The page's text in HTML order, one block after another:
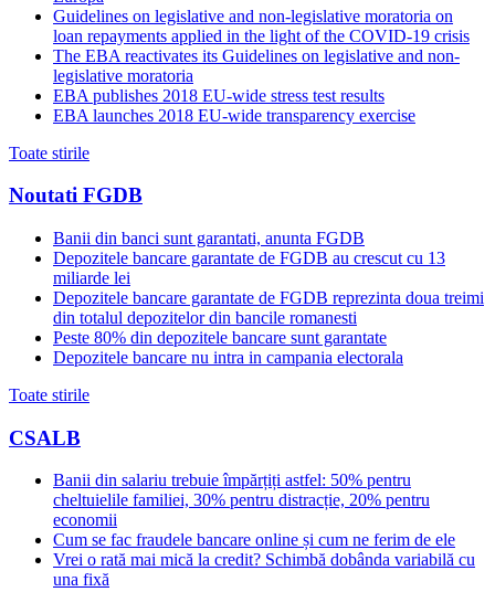
Guidelines on legislative and non-legislative moratoria on
loan repayments applied in the light of the COVID-19 crisis
The EBA reactivates its Guidelines on legislative and non-
legislative moratoria
EBA publishes 2018 EU-wide stress test results
EBA launches 2018 EU-wide transparency exercise
Toate stirile
Noutati FGDB
Banii din banci sunt garantati, anunta FGDB
Depozitele bancare garantate de FGDB au crescut cu 13
miliarde lei
Depozitele bancare garantate de FGDB reprezinta doua treimi
din totalul depozitelor din bancile romanesti
Peste 80% din depozitele bancare sunt garantate
Depozitele bancare nu intra in campania electorala
Toate stirile
CSALB
Banii din salariu trebuie împărțiți astfel: 50% pentru
cheltuielile familiei, 30% pentru distracție, 20% pentru
economii
Cum se fac fraudele bancare online și cum ne ferim de ele
Vrei o rată mai mică la credit? Schimbă dobânda variabilă cu
una fixă